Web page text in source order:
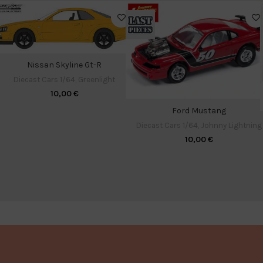
Nissan Skyline Gt-R
10,00€
Ford Mustang
10,00€